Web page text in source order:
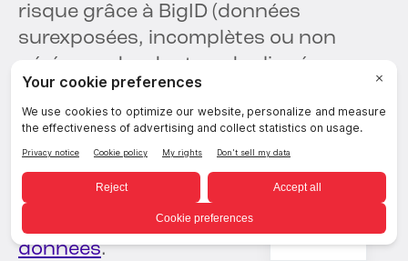
risque grâce à BigID (données
surexposées, incomplètes ou non
gérées, redondantes, dupliquées,
dérivées ou similaires, violations de
transfert de données, violations
d'autorisations, etc.), elles permettent
à leurs équipes delancer des
processus de correction et prendre des
mesures rapides en cas de violation de
données.
French